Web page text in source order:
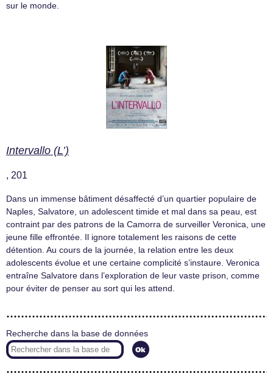
sur le monde.
Intervallo (L’)
, 201
Dans un immense bâtiment désaffecté d’un quartier populaire de
Naples, Salvatore, un adolescent timide et mal dans sa peau, est
contraint par des patrons de la Camorra de surveiller Veronica, une
jeune fille effrontée. Il ignore totalement les raisons de cette
détention. Au cours de la journée, la relation entre les deux
adolescents évolue et une certaine complicité s’instaure. Veronica
entraîne Salvatore dans l’exploration de leur vaste prison, comme
pour éviter de penser au sort qui les attend.
Recherche dans la base de données